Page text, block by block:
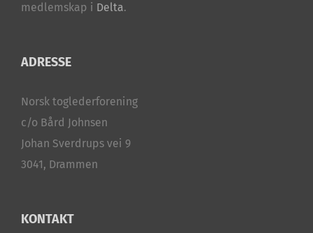
medlemskap i Delta.
ADRESSE
Norsk toglederforening
c/o Bård Johnsen
Johan Sverdrups vei 9
3041, Drammen
KONTAKT